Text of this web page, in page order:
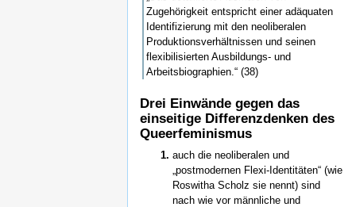
Zugehörigkeit entspricht einer adäquaten
Identifizierung mit den neoliberalen
Produktionsverhältnissen und seinen
flexibilisierten Ausbildungs- und
Arbeitsbiographien.“ (38)
Drei Einwände gegen das
einseitige Differenzdenken des
Queerfeminismus
auch die neoliberalen und
„postmodernen Flexi-Identitäten“ (wie
Roswitha Scholz sie nennt) sind
nach wie vor männliche und